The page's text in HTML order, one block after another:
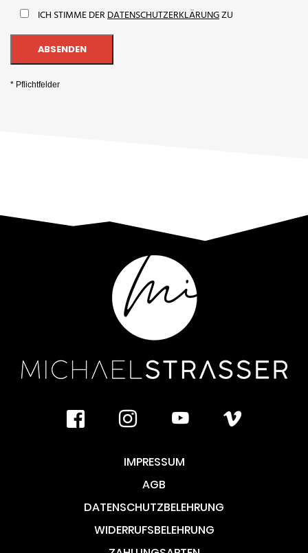
ICH STIMME DERDATENSCHUTZERKLÄRUNGZU
* Pflichtfelder
facebookinstagramyoutubevimeo
IMPRESSUM
AGB
DATENSCHUTZBELEHRUNG
WIDERRUFSBELEHRUNG